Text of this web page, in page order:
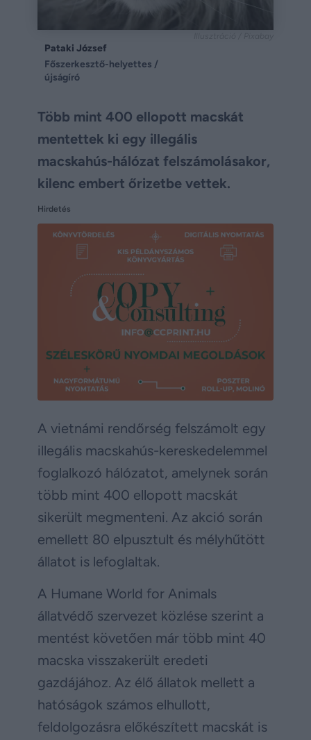
Pataki József
Főszerkesztő-helyettes /
újságíró
Több mint 400 ellopott macskát
mentettek ki egy illegális
macskahús-hálózat felszámolásakor,
kilenc embert őrizetbe vettek.
Hirdetés
A vietnámi rendőrség felszámolt egy
illegális macskahús-kereskedelemmel
foglalkozó hálózatot, amelynek során
több mint 400 ellopott macskát
sikerült megmenteni. Az akció során
emellett 80 elpusztult és mélyhűtött
állatot is lefoglaltak.
A Humane World for Animals
állatvédő szervezet közlése szerint a
mentést követően már több mint 40
macska visszakerült eredeti
gazdájához. Az élő állatok mellett a
hatóságok számos elhullott,
feldolgozásra előkészített macskát is